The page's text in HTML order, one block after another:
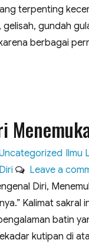
terpenting
gundah
berbagai
Tags
Ilmu
Leave a
Diri,
​Kalimat
batin
kutipan di